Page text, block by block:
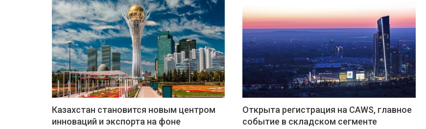
Казахстан становится новым центром
инноваций и экспорта на фоне
Открыта регистрация на CAWS, главное
событие в складском сегменте